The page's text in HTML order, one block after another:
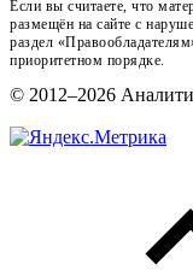
Если вы считаете, что
размещён на сайте с
раздел
приоритетном порядке.
© 2012–2026